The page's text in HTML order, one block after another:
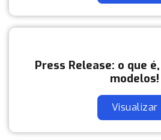
Press Release: o que
modelos!
Visualizar